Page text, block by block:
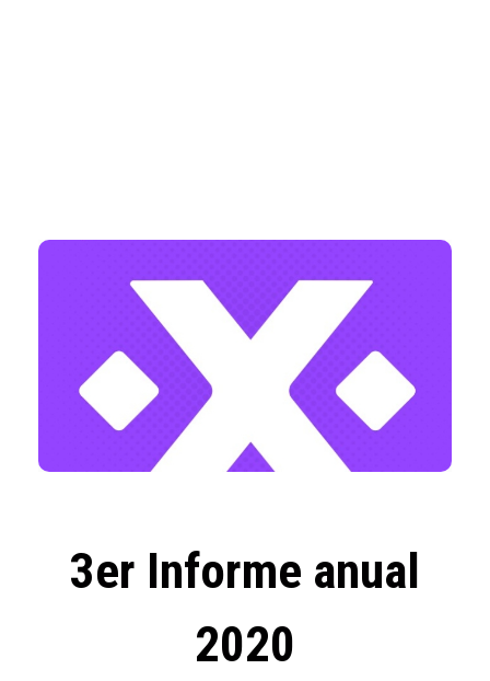
3er Informe anual
2020